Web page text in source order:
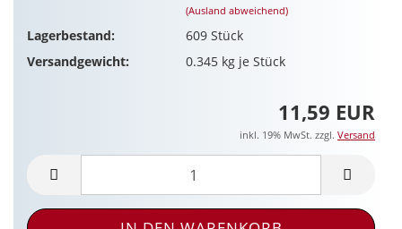
(Ausland abweichend)
Lagerbestand: 609 Stück
Versandgewicht:
0.345kg je Stück
11,59 EUR
inkl. 19% MwSt. zzgl. Versand